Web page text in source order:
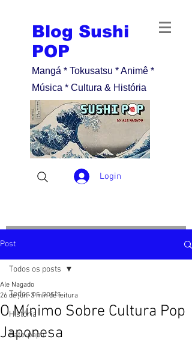
Blog Sushi
POP
Mangá * Tokusatsu * Animê *
Música * Cultura & História
Login
Post
Todos os posts
História
Bate-papo
Todos os posts
O Mínimo Sobre Cultura Pop
Japonesa
Ale Nagado
26 de jun. 3 min de leitura